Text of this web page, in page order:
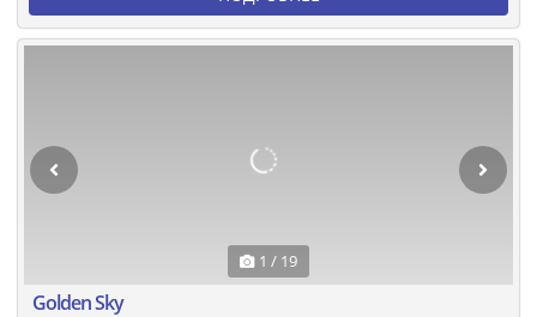
1 / 19
Golden Sky